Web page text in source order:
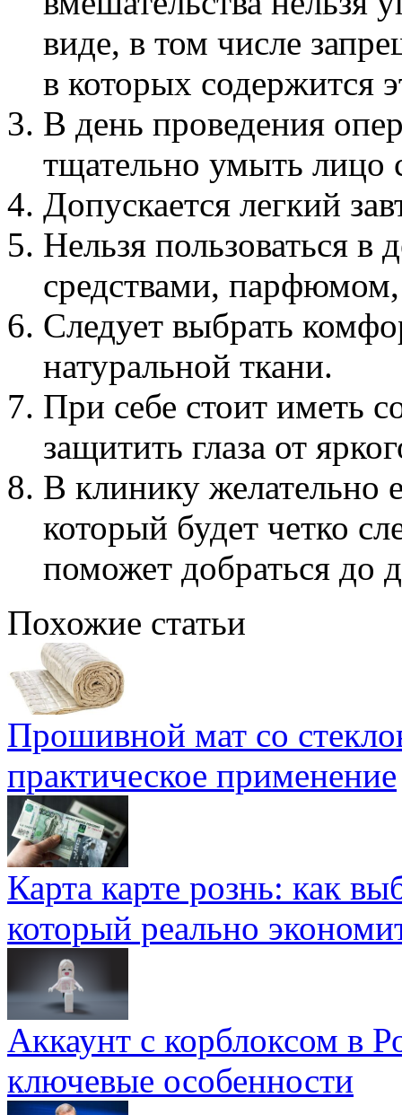
виде, в том числе
в которых содержится
В день проведения
тщательно умыть
Допускается легкий
Нельзя пользоваться
средствами,
Следует выбрать
натуральной ткани.
При себе стоит иметь
защитить глаза от
В клинику желательно
который будет четко
поможет добраться до
Похожие статьи
Прошивной мат со
практическое применение
Карта карте рознь: как
который реально
Аккаунт с корблоксом в
ключевые особенности